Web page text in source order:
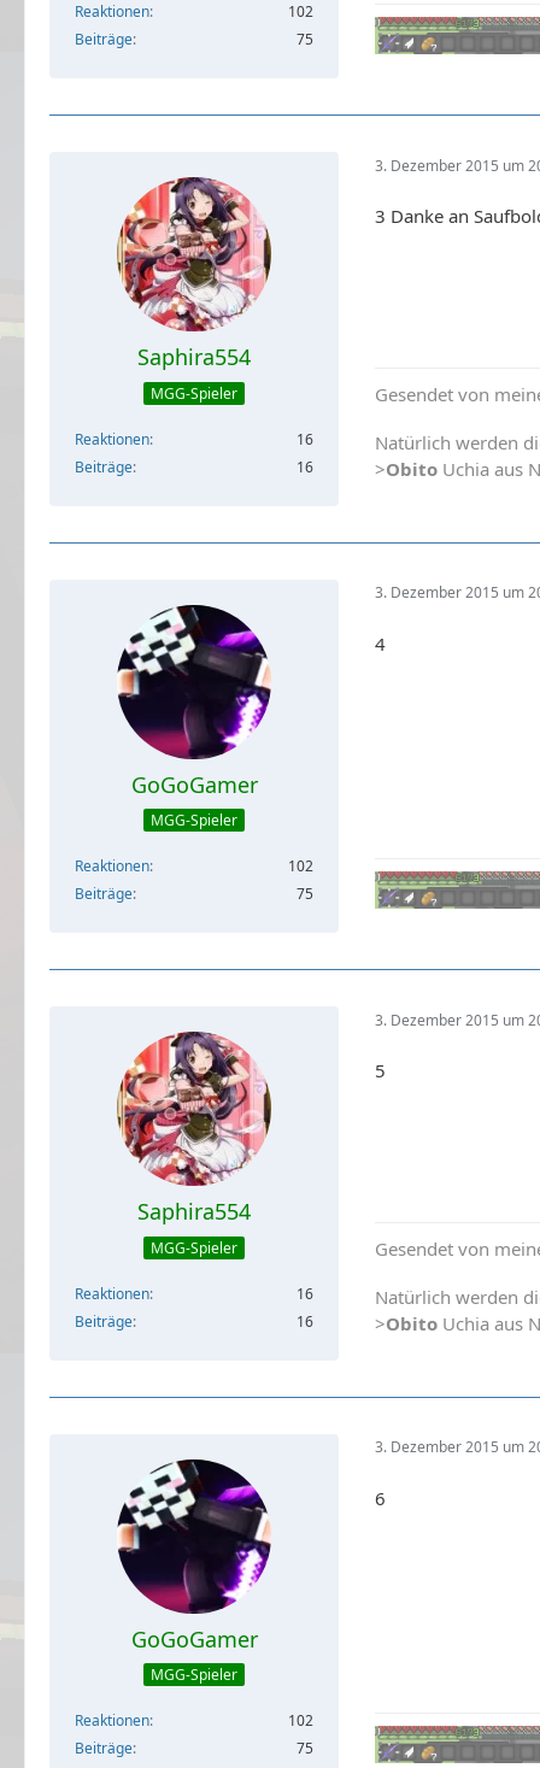
Reaktionen
102
Beiträge
75
Saphira554
MGG-Spieler
Reaktionen
16
Beiträge
16
3. Dezember 2015 um
3 Danke an
Gesendet von
Natürlich werden
>Obito Uchia aus
GoGoGamer
MGG-Spieler
Reaktionen
102
Beiträge
75
3. Dezember 2015 um
4
Saphira554
MGG-Spieler
Reaktionen
16
Beiträge
16
3. Dezember 2015 um
5
Gesendet von
Natürlich werden
>Obito Uchia aus
GoGoGamer
MGG-Spieler
Reaktionen
102
Beiträge
75
3. Dezember 2015 um
6